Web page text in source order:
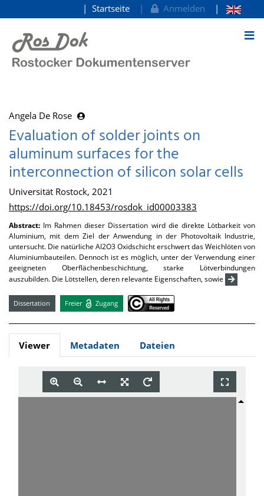
zum Inhalt
Startseite Anmelden
Angela De Rose
Evaluation of solder joints on
aluminum surfaces for the
interconnection of silicon solar cells
Universität Rostock, 2021
https://doi.org/10.18453/rosdok_id00003383
Abstract: Im Rahmen dieser Dissertation wird die direkte Lötbarkeit von
Aluminium, mit dem Ziel der Anwendung in der Photovoltaik Industrie,
untersucht. Die natürliche Al2O3 Oxidschicht erschwert das Weichlöten von
Aluminiumbauteilen. Dennoch ist es möglich, unter der Verwendung einer
geeigneten Oberflächenbeschichtung, starke Lötverbindungen
auszubilden. Die Lötstellen, deren relevante Eigenschaften, sowie
Dissertation Freier Zugang
Viewer Metadaten Dateien